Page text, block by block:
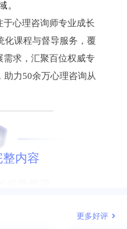
。
心理咨询师专业成长
化课程与督导服务，覆
求，汇聚百位权威专
力50余万心理咨询从
整内容
更多好评